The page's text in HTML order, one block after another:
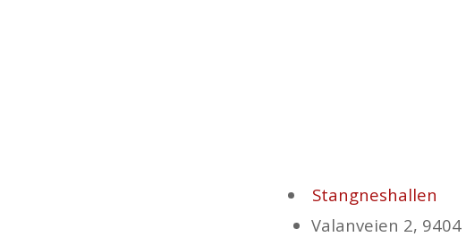
Stangneshallen
Valanveien 2, 9404